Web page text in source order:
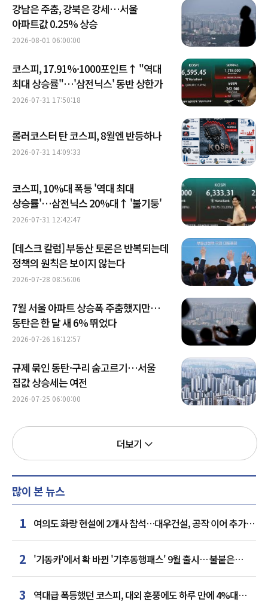
강남은 주춤, 강북은 강세…서울
아파트값 0.25% 상승
2026-08-01 06:00:00
코스피, 17.91%·1000포인트↑ "역대
최대 상승률"…'삼전닉스' 동반 상한가
2026-07-31 17:50:18
롤러코스터 탄 코스피, 8월엔 반등하나
2026-07-31 14:09:33
코스피, 10%대 폭등 '역대 최대
상승률'…삼전닉스 20%대↑ '불기둥'
2026-07-31 12:42:47
[데스크 칼럼] 부동산 토론은 반복되는데
정책의 원칙은 보이지 않는다
2026-07-28 08:56:06
7월 서울 아파트 상승폭 주춤했지만…
동탄은 한 달 새 6% 뛰었다
2026-07-26 16:12:57
규제 묶인 동탄·구리 숨고르기…서울
집값 상승세는 여전
2026-07-25 06:00:00
더보기
많이 본 뉴스
1 여의도 화랑 현설에 2개사 참석…대우건설, 공작 이어 추가
거점 확보하나
2 '기동카'에서 확 바뀐 '기후동행패스' 9월 출시… 불붙은
카드사 경쟁
3
역대급 폭등했던 코스피, 대외 훈풍에도 하루 만에 4%대